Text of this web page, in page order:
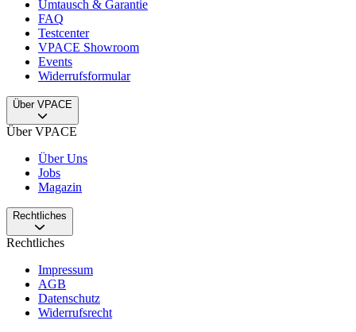
Umtausch & Garantie
FAQ
Testcenter
VPACE Showroom
Events
Widerrufsformular
Über VPACE
Über VPACE
Über Uns
Jobs
Magazin
Rechtliches
Rechtliches
Impressum
AGB
Datenschutz
Widerrufsrecht